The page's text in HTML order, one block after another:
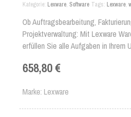
Kategorie Lexware, Software Tags Lexware,
Ob Auftragsbearbeitung,
Projektverwaltung: Mit Lexware
erfüllen Sie alle Aufgaben in Ihrem
Kunden bekommen Sie mit dem
658,80 €
Marke Lexware